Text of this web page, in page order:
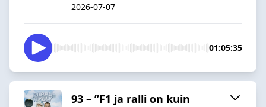
2026-07-07
01:05:35
93 – ”F1 ja ralli on kuin